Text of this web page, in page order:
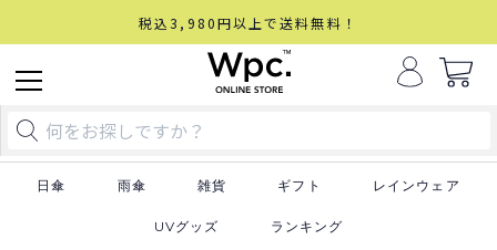
税込3,980円以上で送料無料！
日傘 雨傘 雑貨 ギフト レインウェア
UVグッズ ランキング